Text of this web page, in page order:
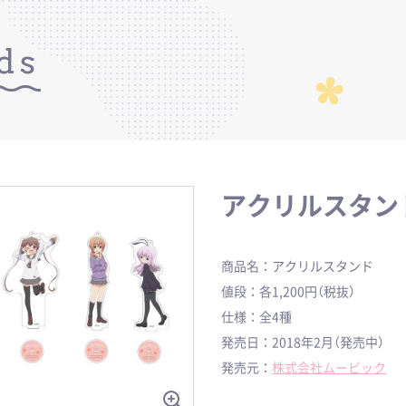
アクリルスタン
商品名：アクリルスタンド
値段：各1,200円（税抜）
仕様：全4種
発売日：2018年2月（発売中）
発売元： 株式会社ムービック